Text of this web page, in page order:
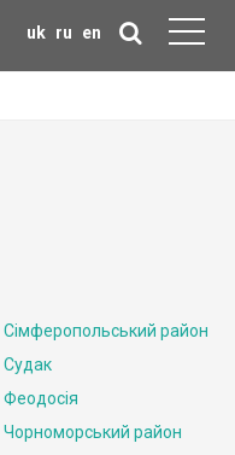
uk ru en
Сімферопольський район
Судак
Феодосія
Чорноморський район